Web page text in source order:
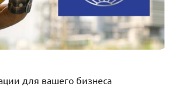
для вашего бизнеса